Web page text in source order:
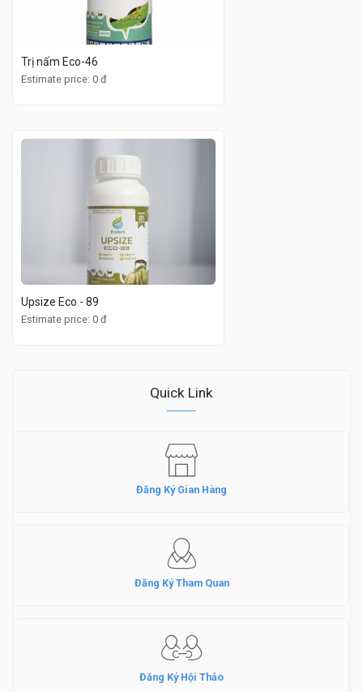
Trị nấm Eco-46
Estimate price: 0 đ
Upsize Eco - 89
Estimate price: 0 đ
Quick Link
Đăng Ký Gian Hàng
Đăng Ký Tham Quan
Đăng Ký Hội Thảo